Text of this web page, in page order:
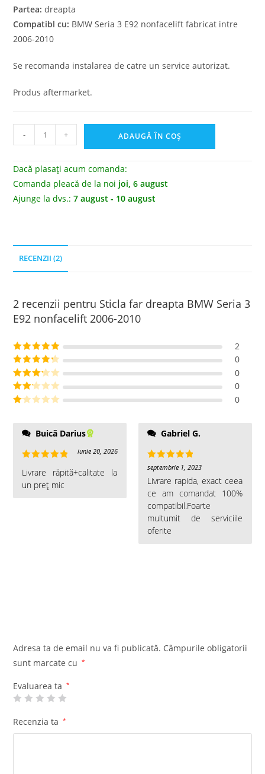
Partea: dreapta
Compatibl cu: BMW Seria 3 E92 nonfacelift fabricat intre
2006-2010
Se recomanda instalarea de catre un service autorizat.
Produs aftermarket.
- + ADAUGĂ ÎN COȘ
Dacă plasați acum comanda:
Comanda pleacă de la noi joi, 6 august
Ajunge la dvs.:7 august - 10 august
RECENZII (2)
2 recenzii pentru Sticla far dreapta BMW Seria 3
E92 nonfacelift 2006-2010
Evaluat la5
din 5
2
Evaluat la
4din 5
0
Evaluat
la3din
0
Evalu
5
0
0
Buică Darius
iunie 20, 2026
Livrare răpită+calitate la
un preț mic
Gabriel G.
Evaluat la
5 din 5
septembrie 1, 2023
Livrare rapida, exact ceea
ce am comandat 100%
compatibil.Foarte
multumit de serviciile
oferite
Adresa ta de email nu va fi publicată. Câmpurile obligatorii
sunt marcate cu
*
Evaluarea ta *
Recenzia ta *